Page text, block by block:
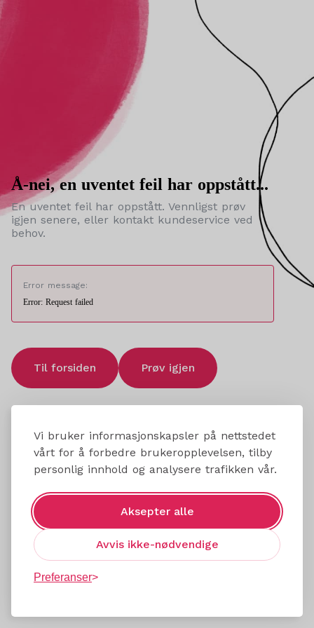
Vi bruker informasjonskapsler på nettstedet
vårt for å forbedre brukeropplevelsen, tilby
personlig innhold og analysere trafikken vår.
Aksepter alle
Avvis ikke-nødvendige
Preferanser
Å-nei, en uventet feil har oppstått...
En uventet feil har oppstått. Vennligst prøv
igjen senere, eller kontakt kundeservice ved
behov.
Error message:
Error: Request failed
Til forsiden Prøv igjen